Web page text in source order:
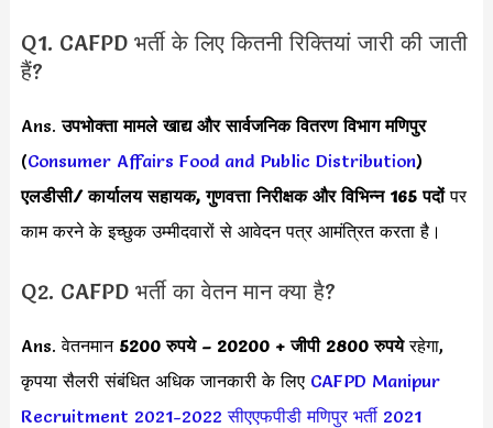
Q1. CAFPD भर्ती के लिए कितनी रिक्तियां जारी की जाती
हैं?
Ans.उपभोक्ता मामले खाद्य और सार्वजनिक वितरण विभाग मणिपुर
(Consumer Affairs Food and Public Distribution)
एलडीसी/ कार्यालय सहायक, गुणवत्ता निरीक्षक और विभिन्न 165 पदोंपर
काम करने के इच्छुक उम्मीदवारों से आवेदन पत्र आमंत्रित करता है।
Q2. CAFPD भर्ती का वेतन मान क्या है?
Ans. वेतनमान 5200 रुपये – 20200 + जीपी 2800 रुपयेरहेगा,
कृपया सैलरी संबंधित अधिक जानकारी के लिए CAFPD Manipur
Recruitment 2021-2022 सीएएफपीडी मणिपुर भर्ती 2021